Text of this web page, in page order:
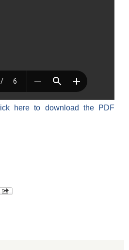
here to download the PDF